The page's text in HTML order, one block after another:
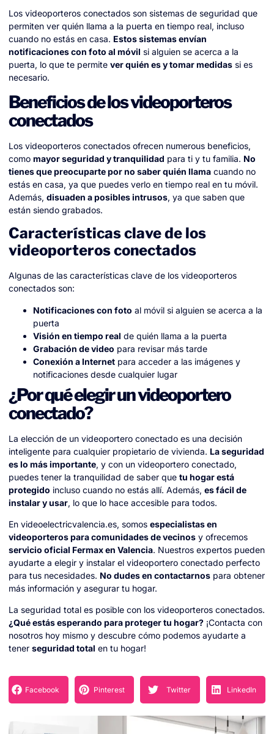
Los videoporteros conectados son sistemas de seguridad que
permiten ver quién llama a la puerta en tiempo real, incluso
cuando no estás en casa. Estos sistemas envían
notificaciones con foto al móvil si alguien se acerca a la
puerta, lo que te permite ver quién es y tomar medidas si es
necesario.
Beneficios de los videoporteros
conectados
Los videoporteros conectados ofrecen numerous beneficios,
como mayor seguridad y tranquilidad para ti y tu familia. No
tienes que preocuparte por no saber quién llama cuando no
estás en casa, ya que puedes verlo en tiempo real en tu móvil.
Además, disuaden a posibles intrusos, ya que saben que
están siendo grabados.
Características clave de los
videoporteros conectados
Algunas de las características clave de los videoporteros
conectados son:
Notificaciones con foto al móvil si alguien se acerca a la
puerta
Visión en tiempo real de quién llama a la puerta
Grabación de video para revisar más tarde
Conexión a Internet para acceder a las imágenes y
notificaciones desde cualquier lugar
¿Por qué elegir un videoportero
conectado?
La elección de un videoportero conectado es una decisión
inteligente para cualquier propietario de vivienda. La seguridad
es lo más importante, y con un videoportero conectado,
puedes tener la tranquilidad de saber que tu hogar está
protegido incluso cuando no estás allí. Además, es fácil de
instalar y usar, lo que lo hace accesible para todos.
En videoelectricvalencia.es, somos especialistas en
videoporteros para comunidades de vecinos y ofrecemos
servicio oficial Fermax en Valencia. Nuestros expertos pueden
ayudarte a elegir y instalar el videoportero conectado perfecto
para tus necesidades. No dudes en contactarnos para obtener
más información y asegurar tu hogar.
La seguridad total es posible con los videoporteros conectados.
¿Qué estás esperando para proteger tu hogar? ¡Contacta con
nosotros hoy mismo y descubre cómo podemos ayudarte a
tener seguridad total en tu hogar!
Facebook Pinterest Twitter LinkedIn